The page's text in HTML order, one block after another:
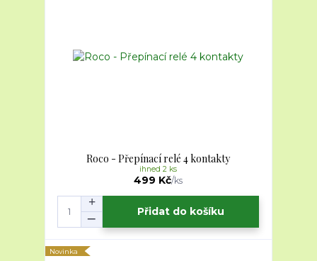
Roco - Přepínací relé 4 kontakty
499 Kč/ks
ihned 2 ks
Přidat do košíku
Novinka